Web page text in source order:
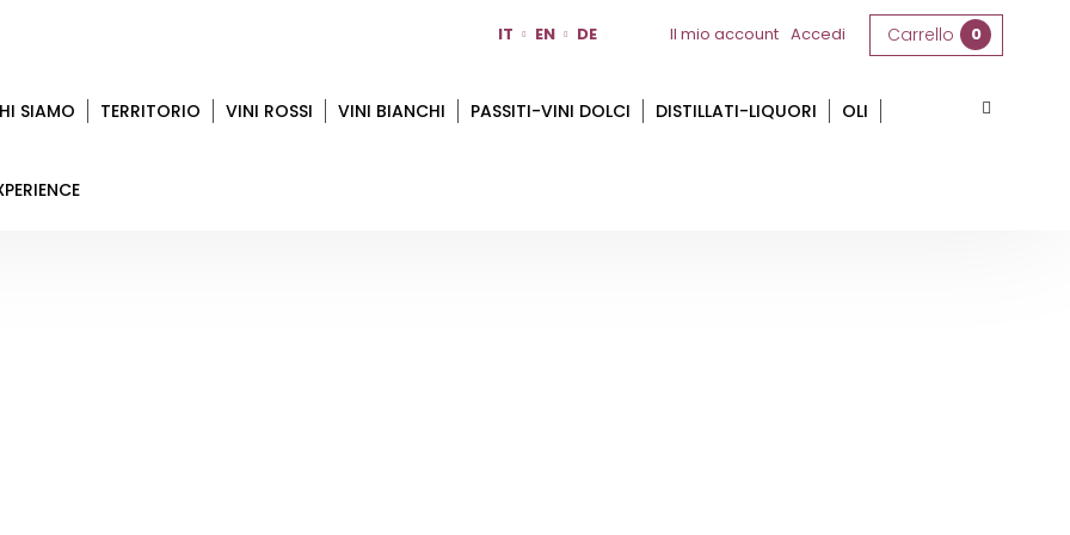
Il mio account Accedi Carrello 0
IT EN DE
SIAMO TERRITORIO VINI ROSSI VINI BIANCHI PASSITI-VINI DOLCI DISTILLATI-LIQUORI OLI